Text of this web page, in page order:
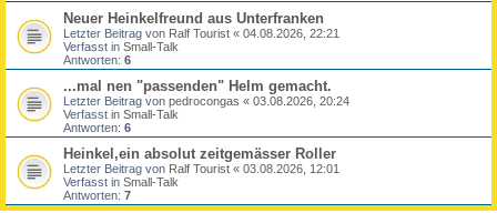
Neuer Heinkelfreund aus Unterfranken
Letzter Beitrag von Ralf Tourist « 04.08.2026, 22:21
Verfasst in Small-Talk
Antworten: 6
...mal nen "passenden" Helm gemacht.
Letzter Beitrag von pedrocongas « 03.08.2026, 20:24
Verfasst in Small-Talk
Antworten: 6
Heinkel,ein absolut zeitgemässer Roller
Letzter Beitrag von Ralf Tourist « 03.08.2026, 12:01
Verfasst in Small-Talk
Antworten: 7